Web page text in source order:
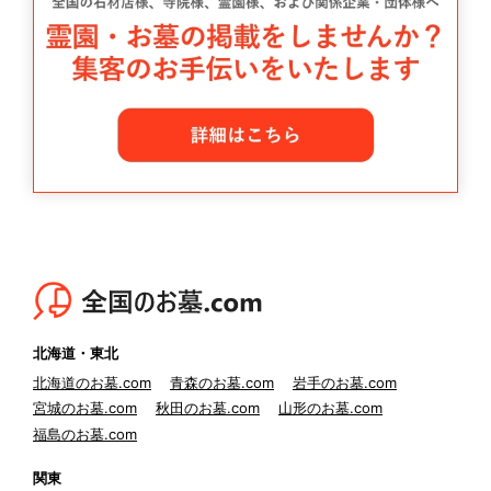
北海道・東北
北海道のお墓.com
青森のお墓.com
岩手のお墓.com
宮城のお墓.com
秋田のお墓.com
山形のお墓.com
福島のお墓.com
関東